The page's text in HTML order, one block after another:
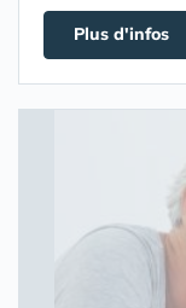
Plus d'infos